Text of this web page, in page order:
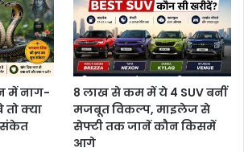
में नाग-
तो क्या
संकेत
8 लाख से कम में ये 4 SUV बनीं
मजबूत विकल्प, माइलेज से
सेफ्टी तक जानें कौन किसमें
आगे